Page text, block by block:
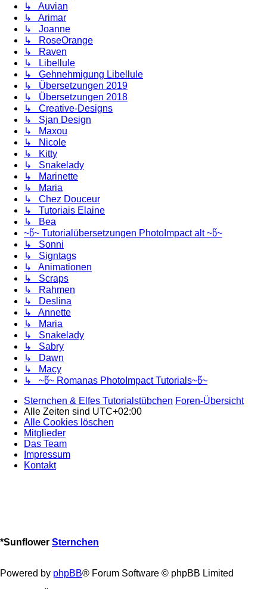
↳ Auvian
↳ Arimar
↳ Joanne
↳ RoseOrange
↳ Raven
↳ Libellule
↳ Gehnehmigung Libellule
↳ Übersetzungen 2019
↳ Übersetzungen 2018
↳ Creative-Designs
↳ Sjan Design
↳ Maxou
↳ Nicole
↳ Kitty
↳ Snakelady
↳ Marinette
↳ Maria
↳ Chez Douceur
↳ Tutoriais Elaine
↳ Bea
~წ~ Tutorialübersetzungen PhotoImpact alt ~წ~
↳ Sonni
↳ Signtags
↳ Animationen
↳ Scraps
↳ Rahmen
↳ Deslina
↳ Annette
↳ Maria
↳ Snakelady
↳ Sabry
↳ Dawn
↳ Macy
↳ ~წ~ Romanas PhotoImpact Tutorials~წ~
Sternchen & Elfes Tutorialstübchen Foren-Übersicht
Alle Zeiten sind UTC+02:00
Alle Cookies löschen
Mitglieder
Das Team
Impressum
Kontakt
*Sunflower Sternchen
Powered by phpBB® Forum Software © phpBB Limited